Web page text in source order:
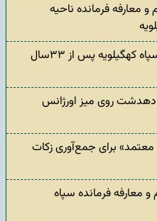
معارفه فرمانده ناحیه
خداحافظی فرمانده سپاه کهگیلویه پس از ۳۳سال
دهدشت روی میز اورژانس
معتمد» برای جمع‌آوری زکات
و معارفه فرمانده سپاه